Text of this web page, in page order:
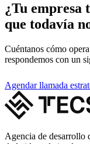
¿Tu empresa
que todavía
Cuéntanos cómo
respondemos con un
Agendar llamada
Agencia de desarrollo